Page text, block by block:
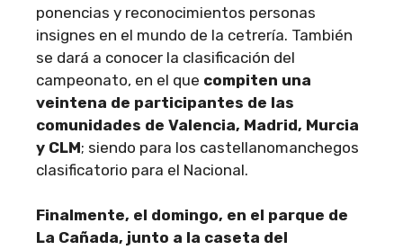
ponencias y reconocimientos personas
insignes en el mundo de la cetrería. También
se dará a conocer la clasificación del
campeonato, en el que compiten una
veintena de participantes de las
comunidades de Valencia, Madrid, Murcia
y CLM; siendo para los castellanomanchegos
clasificatorio para el Nacional.
Finalmente, el domingo, en el parque de
La Cañada, junto a la caseta del